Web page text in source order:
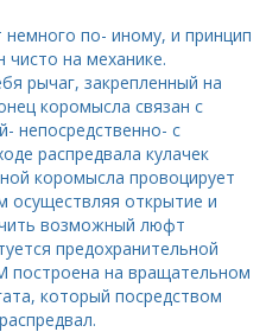
по- иному, и принцип
чисто на механике.
рычаг, закрепленный на
коромысла связан с
непосредственно- с
распредвала кулачек
коромысла провоцирует
осуществляя открытие и
возможный люфт
предохранительной
построена на вращательном
который посредством